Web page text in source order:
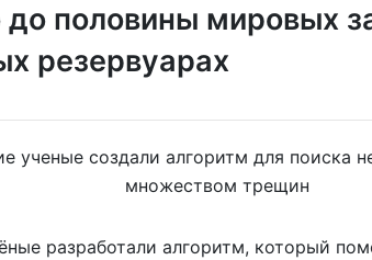
до половины мировых
резервуарах
разработали алгоритм, который